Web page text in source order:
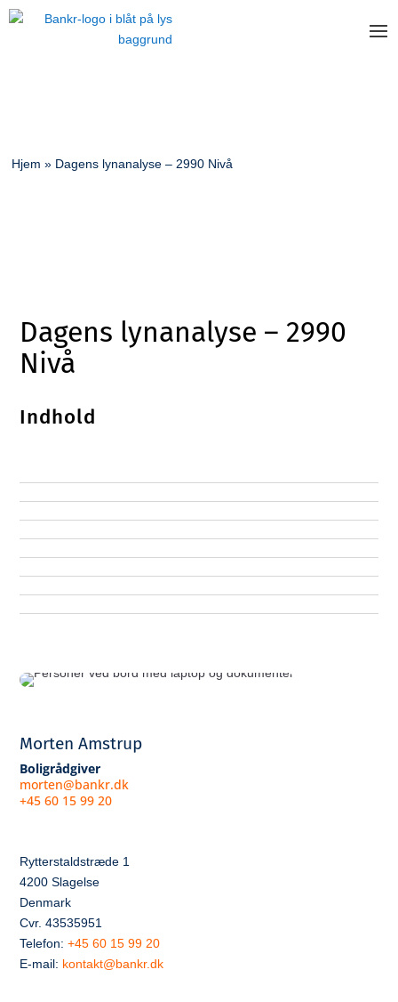
Hjem » Dagens lynanalyse – 2990 Nivå
Dagens lynanalyse – 2990
Nivå
Indhold
Morten Amstrup
Boligrådgiver
morten@bankr.dk
+45 60 15 99 20
Rytterstaldstræde 1
4200 Slagelse
Denmark
Cvr. 43535951
Telefon:+45 60 15 99 20
E-mail: kontakt@bankr.dk